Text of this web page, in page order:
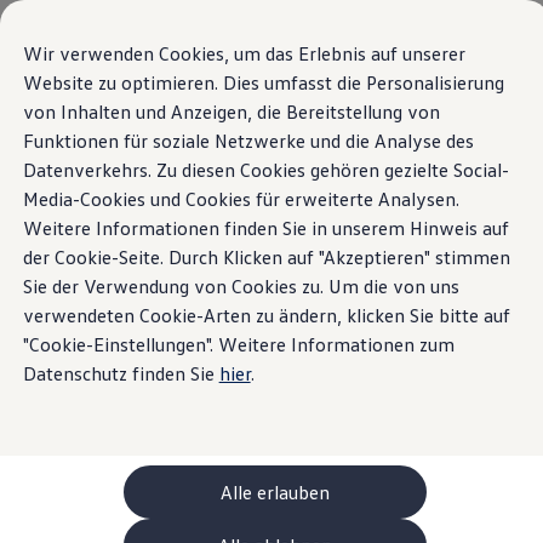
Wir verwenden Cookies, um das Erlebnis auf unserer
Website zu optimieren. Dies umfasst die Personalisierung
von Inhalten und Anzeigen, die Bereitstellung von
Funktionen für soziale Netzwerke und die Analyse des
Datenverkehrs. Zu diesen Cookies gehören gezielte Social-
Media-Cookies und Cookies für erweiterte Analysen.
Weitere Informationen finden Sie in unserem Hinweis auf
der Cookie-Seite. Durch Klicken auf "Akzeptieren" stimmen
Sie der Verwendung von Cookies zu. Um die von uns
verwendeten Cookie-Arten zu ändern, klicken Sie bitte auf
"Cookie-Einstellungen". Weitere Informationen zum
Datenschutz finden Sie hier.
Alle erlauben
Zum
Hauptinhalt
springen
Zum
Footer
springen
Der neue ID. Polo
Highlights Details & Ausstattung
Ihre Konfiguration
Sondermodelle UNITED
Beratung und Kauf
Aktuelle Angebote
Geschäftskunden und Flotten
Sofort verfügbare Fahrzeuge
Occasionen
Finanzierung
Leasing-Rechner
Elektromobilität
Kosten und Finanzierung
Laden und Reichweite
Zuhause Laden
Unterwegs Laden
Bidirektionales Laden
Erneuerbare Energielösung: Helion
ChargeOn
Technologie und Batterie
Wie das Batteriesystem der ID. Modelle
Home Modelle und Konfigurator Neue ID. Polo
Das steckt im ID. Polo